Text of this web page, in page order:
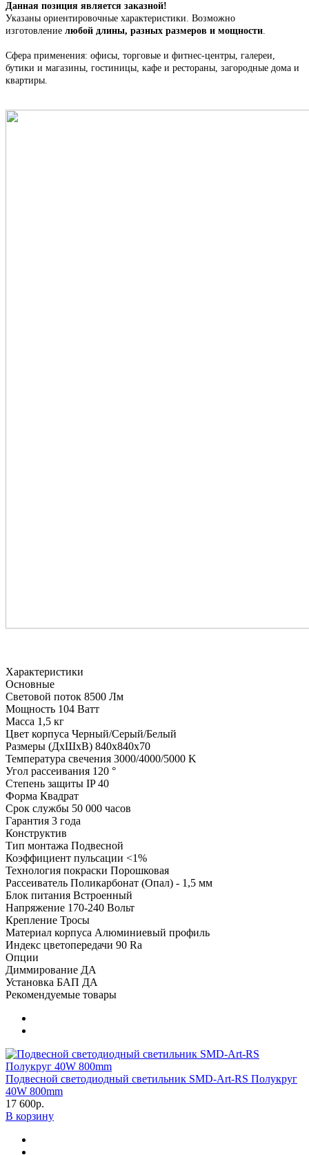
Данная позиция является заказной!
Указаны ориентировочные характеристики. Возможно
изготовление любой длины, разных размеров и мощности.
Сфера применения: офисы, торговые и фитнес-центры, галереи,
бутики и магазины, гостиницы, кафе и рестораны, загородные дома и
квартиры.
Характеристики
Основные
Световой поток 8500 Лм
Мощность 104 Ватт
Масса 1,5 кг
Цвет корпуса Черный/Серый/Белый
Размеры (ДхШхВ) 840х840х70
Температура свечения 3000/4000/5000 K
Угол рассеивания 120 °
Степень защиты IP 40
Форма Квадрат
Срок службы 50 000 часов
Гарантия 3 года
Конструктив
Тип монтажа Подвесной
Коэффициент пульсации <1%
Технология покраски Порошковая
Рассеиватель Поликарбонат (Опал) - 1,5 мм
Блок питания Встроенный
Напряжение 170-240 Вольт
Крепление Тросы
Материал корпуса Алюминиевый профиль
Индекс цветопередачи 90 Ra
Опции
Диммирование ДА
Установка БАП ДА
Рекомендуемые товары
Подвесной светодиодный светильник SMD-Art-RS Полукруг
40W 800mm
17 600р.
В корзину